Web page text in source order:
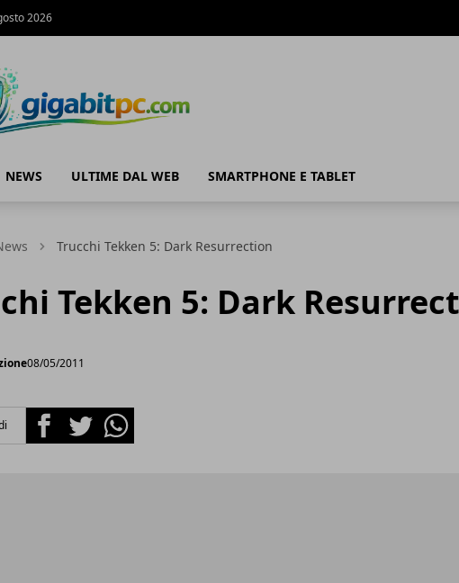
2026
NEWS ULTIME DAL WEB SMARTPHONE E TABLET
Trucchi Tekken 5: Dark Resurrection
Tekken 5: Dark
08/05/2011
FacebookTwitterWhatsapp